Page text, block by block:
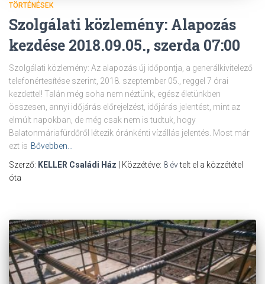
TÖRTÉNÉSEK
Szolgálati közlemény: Alapozás
kezdése 2018.09.05., szerda 07:00
Szolgálati közlemény: Az alapozás új időpontja, a generálkivitelező
telefonértesítése szerint, 2018. szeptember 05., reggel 7 órai
kezdettel! Talán még soha nem néztünk, egész életünkben
összesen, annyi időjárás előrejelzést, időjárás jelentést, mint az
elmúlt napokban, de még csak nem is tudtuk, hogy
Balatonmáriafürdőről létezik óránkénti vízállás jelentés. Most már
ezt is Bővebben…
Szerző: KELLER Családi Ház | Közzétéve: 8 évtelt el a közzététel
óta